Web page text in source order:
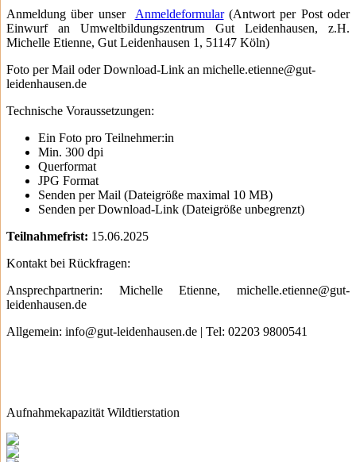
Anmeldung über unser Anmeldeformular(Antwort per Post oder
Einwurf an Umweltbildungszentrum Gut Leidenhausen, z.H.
Michelle Etienne, Gut Leidenhausen 1, 51147 Köln)
Foto per Mail oder Download-Link an michelle.etienne@gut-
leidenhausen.de
Technische Voraussetzungen:
Ein Foto pro Teilnehmer:in
Min. 300 dpi
Querformat
JPG Format
Senden per Mail (Dateigröße maximal 10 MB)
Senden per Download-Link (Dateigröße unbegrenzt)
Teilnahmefrist: 15.06.2025
Kontakt bei Rückfragen:
Ansprechpartnerin: Michelle Etienne, michelle.etienne@gut-
leidenhausen.de
Allgemein: info@gut-leidenhausen.de | Tel: 02203 9800541
Aufnahmekapazität Wildtierstation